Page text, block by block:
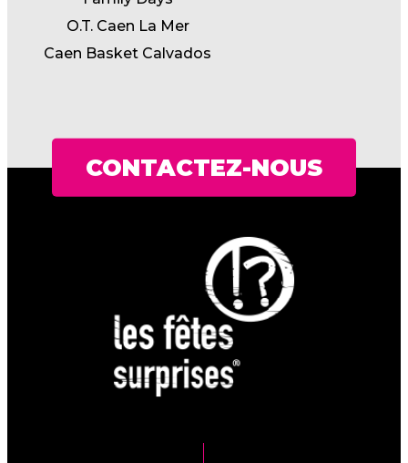
O.T. Caen La Mer
Caen Basket Calvados
CONTACTEZ-NOUS